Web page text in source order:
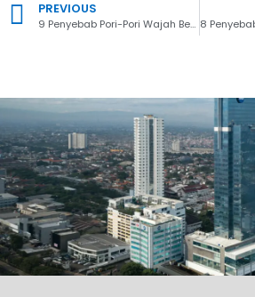
PREVIOUS
9 Penyebab Pori-Pori Wajah Besar dan Cara Mengecilkannya